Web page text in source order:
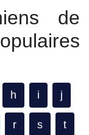
de
h i j
r s t